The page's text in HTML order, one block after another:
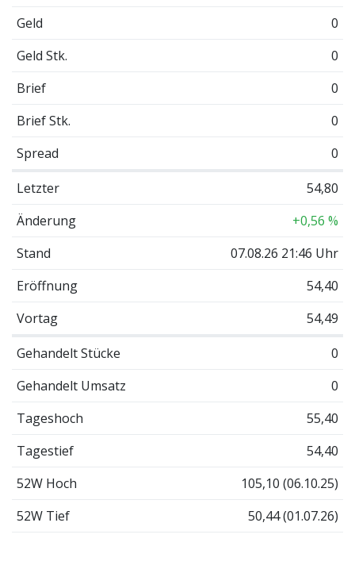
Geld
0
Geld Stk.
0
Brief
0
Brief Stk.
0
Spread
0
Letzter
54,80
Änderung
+0,56 %
Stand
07.08.26 21:46 Uhr
Eröffnung
54,40
Vortag
54,49
Gehandelt Stücke
0
Gehandelt Umsatz
0
Tageshoch
55,40
Tagestief
54,40
52W Hoch
105,10 (06.10.25)
52W Tief
50,44 (01.07.26)